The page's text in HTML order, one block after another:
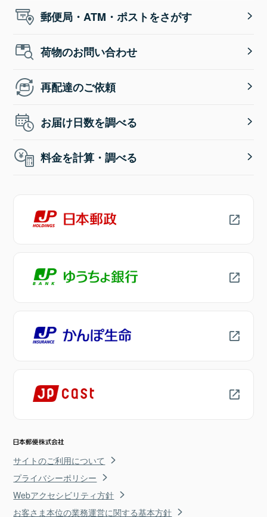
郵便局・ATM・ポストをさがす
荷物のお問い合わせ
再配達のご依頼
お届け日数を調べる
料金を計算・調べる
サイトのご利用について
プライバシーポリシー
Webアクセシビリティ方針
お客さま本位の業務運営に関する基本方針